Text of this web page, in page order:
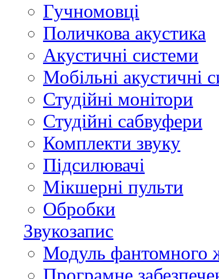
Гучномовці
Поличкова акустика
Акустичні системи
Мобільні акустичні
Студійні монітори
Студійні сабвуфери
Комплекти звуку
Підсилювачі
Мікшерні пульти
Обробки
Звукозапис
Модуль фантомного